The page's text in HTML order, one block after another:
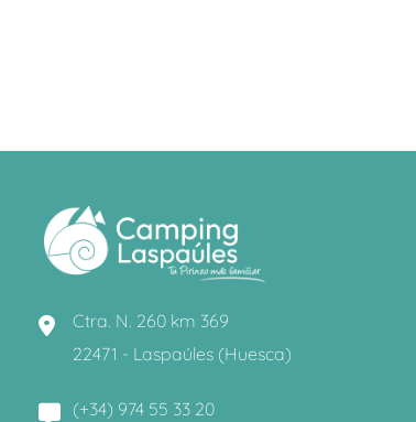
Ctra. N. 260 km 369
22471 - Laspaúles (Huesca)
(+34) 974 55 33 20